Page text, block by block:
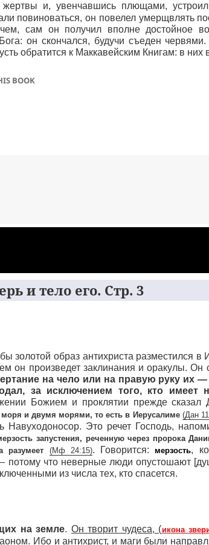
и, увенчавшись плющами,
повиноваться, он повелел умерщвлять
сам он получил вполне достойное
он скончался, будучи съеден
обратится к Маккавейским Книгам: в них
BOOK
и тело его. Стр. 3
золотой образ антихриста разместился
он произведет заклинания и оракулы. Он
на чело или на правую руку их
за исключением того, кто имеет
Божием и проклятии прежде сказал
и двумя морями, то есть в Иерусалиме (Дан
Навуходоносор. Это речет Господь,
запустения, реченную через пророка
(Мф24:15). Говорится: мерзость,
потому что неверные люди опустошают
из числа тех, кто спасется.
на земле. Он творит чудеса, (икона
Ибо и антихрист, и маги были